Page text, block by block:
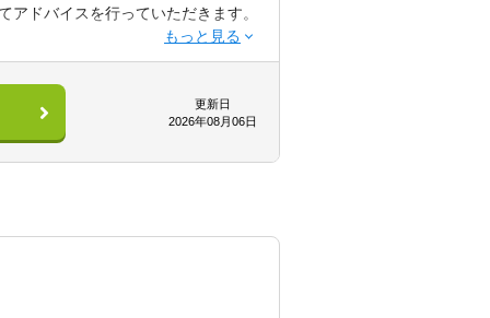
ドバイスを行っていただきます。
更新日
2026年08月06日